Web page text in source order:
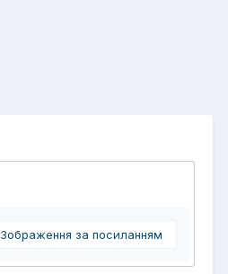
Зображення за посиланням